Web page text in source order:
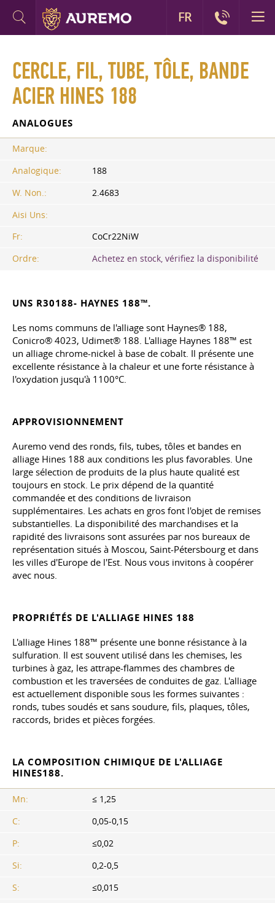
CERCLE, FIL, TUBE, TÔLE, BANDE
ACIER HINES 188
ANALOGUES
Marque:
Analogique:
188
W. Non.:
2.4683
Aisi Uns:
Fr:
CoCr22NiW
Ordre:
Achetez en stock, vérifiez la disponibilité
UNS R30188- HAYNES 188™.
Les noms communs de l'alliage sont Haynes® 188,
Conicro® 4023, Udimet® 188. L'alliage Haynes 188™ est
un alliage chrome-nickel à base de cobalt. Il présente une
excellente résistance à la chaleur et une forte résistance à
l'oxydation jusqu'à 1100°C.
APPROVISIONNEMENT
Auremo vend des ronds, fils, tubes, tôles et bandes en
alliage Hines 188 aux conditions les plus favorables. Une
large sélection de produits de la plus haute qualité est
toujours en stock. Le prix dépend de la quantité
commandée et des conditions de livraison
supplémentaires. Les achats en gros font l'objet de remises
substantielles. La disponibilité des marchandises et la
rapidité des livraisons sont assurées par nos bureaux de
représentation situés à Moscou, Saint-Pétersbourg et dans
les villes d'Europe de l'Est. Nous vous invitons à coopérer
avec nous.
PROPRIÉTÉS DE L'ALLIAGE HINES 188
L'alliage Hines 188™ présente une bonne résistance à la
sulfuration. Il est souvent utilisé dans les chemises, les
turbines à gaz, les attrape-flammes des chambres de
combustion et les traversées de conduites de gaz. L'alliage
est actuellement disponible sous les formes suivantes :
ronds, tubes soudés et sans soudure, fils, plaques, tôles,
raccords, brides et pièces forgées.
LA COMPOSITION CHIMIQUE DE L'ALLIAGE
HINES188.
Mn:
≤ 1,25
C:
0,05-0,15
P:
≤0,02
Si:
0,2-0,5
S:
≤0,015
FR